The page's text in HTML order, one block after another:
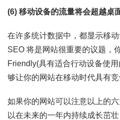
(6) 移动设备的流量将会超越桌
在许多统计数据中，都显示移
SEO 将是网站很重要的议题，
Friendly(具有适合行动设备使
够让你的网站在移动时代具有竞
如果你的网站可以注意以上的
以在未来的一年内持续成长茁